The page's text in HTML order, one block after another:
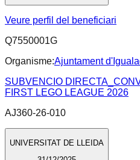
Veure perfil del beneficiari
Q7550001G
Organisme:Ajuntament
SUBVENCIO
FIRST LEGO LEAGUE 2026
AJ360-26-010
UNIVERSITAT DE LLEIDA